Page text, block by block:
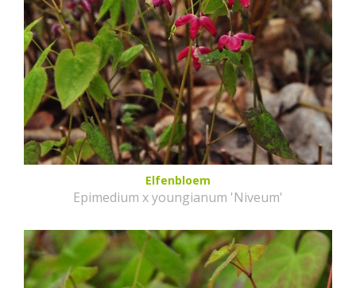
Elfenbloem
Epimedium x youngianum 'Niveum'